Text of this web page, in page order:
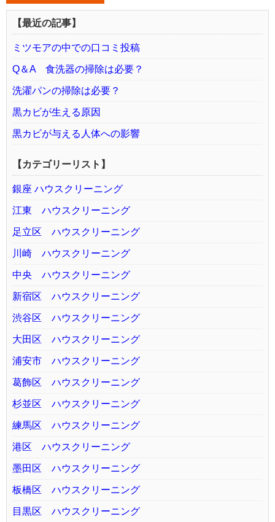
【最近の記事】
ミツモアの中での口コミ投稿
Q＆A 食洗器の掃除は必要？
洗濯パンの掃除は必要？
黒カビが生える原因
黒カビが与える人体への影響
【カテゴリーリスト】
銀座 ハウスクリーニング
江東 ハウスクリーニング
足立区 ハウスクリーニング
川崎 ハウスクリーニング
中央 ハウスクリーニング
新宿区 ハウスクリーニング
渋谷区 ハウスクリーニング
大田区 ハウスクリーニング
浦安市 ハウスクリーニング
葛飾区 ハウスクリーニング
杉並区 ハウスクリーニング
練馬区 ハウスクリーニング
港区 ハウスクリーニング
墨田区 ハウスクリーニング
板橋区 ハウスクリーニング
目黒区 ハウスクリーニング